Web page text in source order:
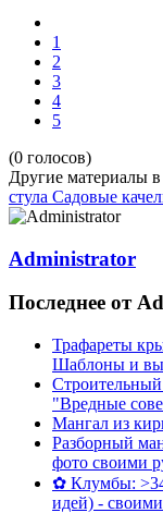
1
2
3
4
5
(0 голосов)
Другие материалы в
стула Садовые
Administrator
Последнее от
Трафареты
Шаблоны и
"Вредные
Мангал из
Разборный
фото своими
✿ Клумбы: >34
идей) -